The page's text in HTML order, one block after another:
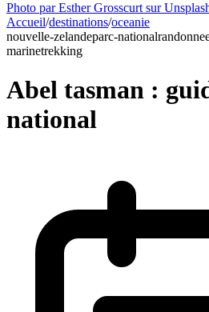
Photo par Esther Grosscurt sur
Accueil/destinations/oceanie
nouvelle-zelandeparc-national
marinetrekking
Abel tasman :
national